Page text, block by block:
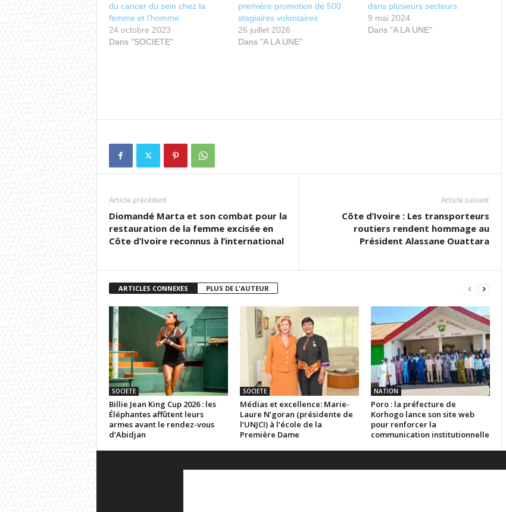
du cancer du sein chez la
femme et l’homme
24 octobre 2023
Dans "SOCIETE"
première promotion de 500
stagiaires volontaires
26 juillet 2026
Dans "A LA UNE"
dans plusieurs secteurs
9 mai 2024
Dans "A LA UNE"
Article précédent
Diomandé Marta et son combat pour la
restauration de la femme excisée en
Côte d’Ivoire reconnus à l’international
Article suivant
Côte d’Ivoire : Les transporteurs
routiers rendent hommage au
Président Alassane Ouattara
ARTICLES CONNEXES PLUS DE L'AUTEUR
SOCIETE
Billie Jean King Cup 2026 : les
Éléphantes affûtent leurs
armes avant le rendez-vous
d’Abidjan
SOCIETE
Médias et excellence: Marie-
Laure N’goran (présidente de
l’UNJCI) à l’école de la
Première Dame
NATION
Poro : la préfecture de
Korhogo lance son site web
pour renforcer la
communication institutionnelle